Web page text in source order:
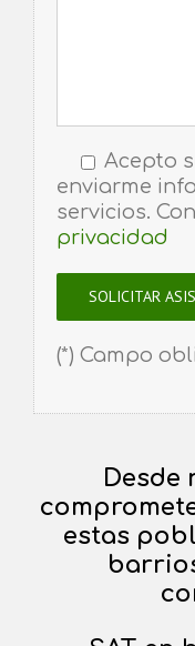
Acepto
enviarme
servicios.
privacidad
(*) Campo
Desde
estas